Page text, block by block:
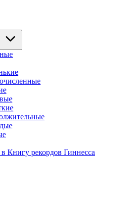
Книгу рекордов Гиннесса